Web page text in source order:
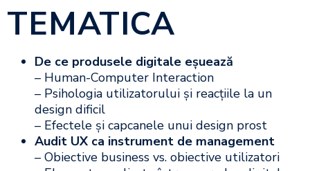
TEMATICA
De ce produsele digitale eșuează
– Human-Computer Interaction
– Psihologia utilizatorului și reacțiile la un
design dificil
– Efectele și capcanele unui design prost
Audit UX ca instrument de management
– Obiective business vs. obiective utilizatori